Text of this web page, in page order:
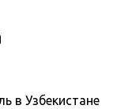
в Узбекистане